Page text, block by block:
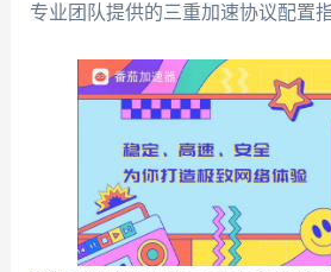
专业团队提供的三重加速协议配置指